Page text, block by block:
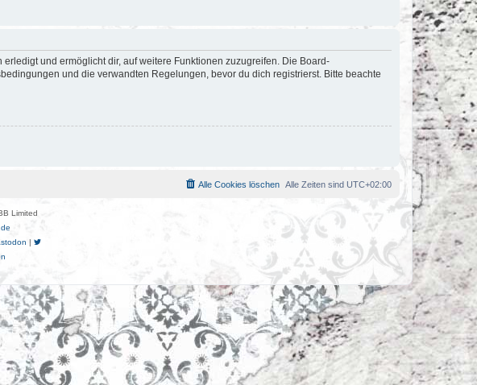
und ermöglicht dir, auf weitere Funktionen zuzugreifen. Die Board-
und die verwandten Regelungen, bevor du dich registrierst. Bitte beachte
Alle Zeiten sind UTC+02:00
Alle Cookies löschen
Limited
|